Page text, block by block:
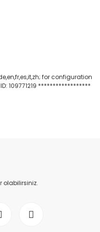
for configuration
109771219 ******************
olabilirsiniz.